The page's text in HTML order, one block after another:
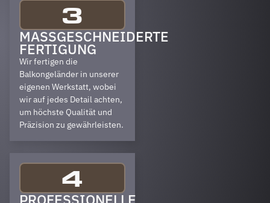
3
MASSGESCHNEIDERTE F
ERTIGUNG
Wir fertigen die
Balkongeländer in unserer
eigenen Werkstatt, wobei
wir auf jedes Detail achten,
um höchste Qualität und
Präzision zu gewährleisten.
4